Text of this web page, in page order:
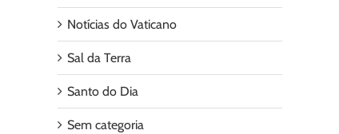
Notícias do Vaticano
Sal da Terra
Santo do Dia
Sem categoria